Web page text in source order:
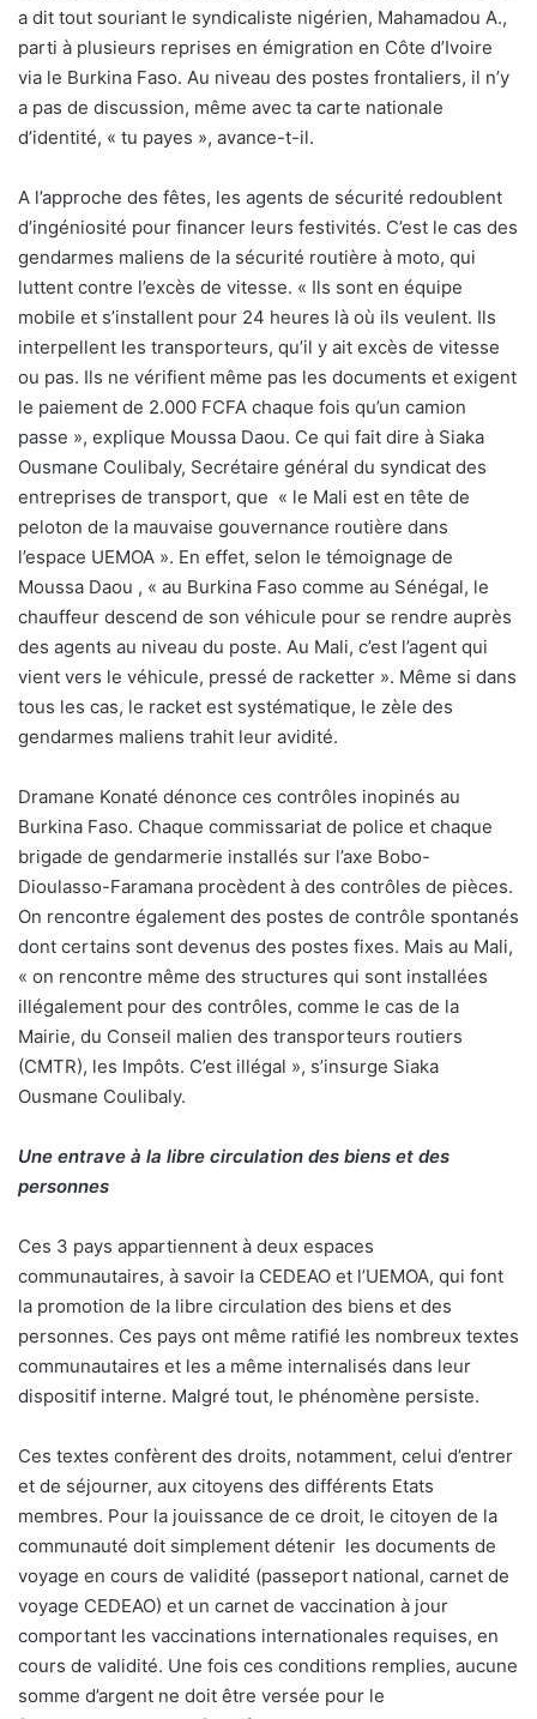
a dit tout souriant le syndicaliste nigérien, Mahamadou A.,
parti à plusieurs reprises en émigration en Côte d’Ivoire
via le Burkina Faso. Au niveau des postes frontaliers, il n’y
a pas de discussion, même avec ta carte nationale
d’identité, « tu payes », avance-t-il.
A l’approche des fêtes, les agents de sécurité redoublent
d’ingéniosité pour financer leurs festivités. C’est le cas des
gendarmes maliens de la sécurité routière à moto, qui
luttent contre l’excès de vitesse. « Ils sont en équipe
mobile et s’installent pour 24 heures là où ils veulent. Ils
interpellent les transporteurs, qu’il y ait excès de vitesse
ou pas. Ils ne vérifient même pas les documents et exigent
le paiement de 2.000 FCFA chaque fois qu’un camion
passe », explique Moussa Daou. Ce qui fait dire à Siaka
Ousmane Coulibaly, Secrétaire général du syndicat des
entreprises de transport, que « le Mali est en tête de
peloton de la mauvaise gouvernance routière dans
l’espace UEMOA ». En effet, selon le témoignage de
Moussa Daou , « au Burkina Faso comme au Sénégal, le
chauffeur descend de son véhicule pour se rendre auprès
des agents au niveau du poste. Au Mali, c’est l’agent qui
vient vers le véhicule, pressé de racketter ». Même si dans
tous les cas, le racket est systématique, le zèle des
gendarmes maliens trahit leur avidité.
Dramane Konaté dénonce ces contrôles inopinés au
Burkina Faso. Chaque commissariat de police et chaque
brigade de gendarmerie installés sur l’axe Bobo-
Dioulasso-Faramana procèdent à des contrôles de pièces.
On rencontre également des postes de contrôle spontanés
dont certains sont devenus des postes fixes. Mais au Mali,
« on rencontre même des structures qui sont installées
illégalement pour des contrôles, comme le cas de la
Mairie, du Conseil malien des transporteurs routiers
(CMTR), les Impôts. C’est illégal », s’insurge Siaka
Ousmane Coulibaly.
Une entrave à la libre circulation des biens et des
personnes
Ces 3 pays appartiennent à deux espaces
communautaires, à savoir la CEDEAO et l’UEMOA, qui font
la promotion de la libre circulation des biens et des
personnes. Ces pays ont même ratifié les nombreux textes
communautaires et les a même internalisés dans leur
dispositif interne. Malgré tout, le phénomène persiste.
Ces textes confèrent des droits, notamment, celui d’entrer
et de séjourner, aux citoyens des différents Etats
membres. Pour la jouissance de ce droit, le citoyen de la
communauté doit simplement détenir les documents de
voyage en cours de validité (passeport national, carnet de
voyage CEDEAO) et un carnet de vaccination à jour
comportant les vaccinations internationales requises, en
cours de validité. Une fois ces conditions remplies, aucune
somme d’argent ne doit être versée pour le